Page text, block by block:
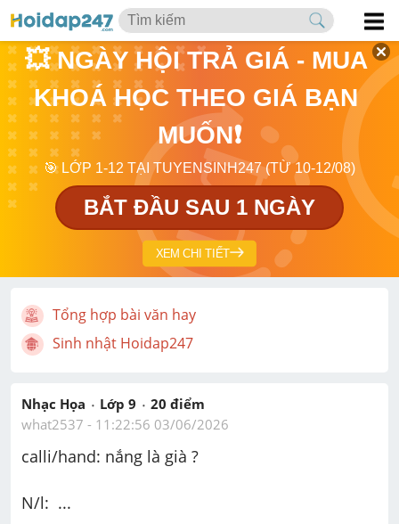
💥 NGÀY HỘI TRẢ GIÁ - MUA
KHOÁ HỌC THEO GIÁ BẠN
MUỐN❗
🎯 LỚP 1-12 TẠI TUYENSINH247 (TỪ 10-12/08)
BẮT ĐẦU SAU 1 NGÀY
XEM CHI TIẾT
Tổng hợp bài văn hay
Sinh nhật Hoidap247
Nhạc Họa Lớp 9 20 điểm
what2537 - 11:22:56 03/06/2026
calli/hand: nắng là già ?
N/l:  ...